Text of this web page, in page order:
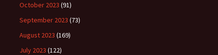
October 2023 (91)
September 2023 (73)
August 2023 (169)
July 2023 (122)